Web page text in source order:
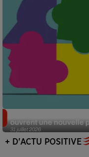
31 juillet 2026
ouvrent une nouvelle
+ D'ACTU POSITIVE